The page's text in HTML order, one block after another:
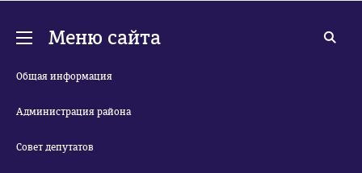
Меню сайта
Общая информация
Администрация района
Совет депутатов